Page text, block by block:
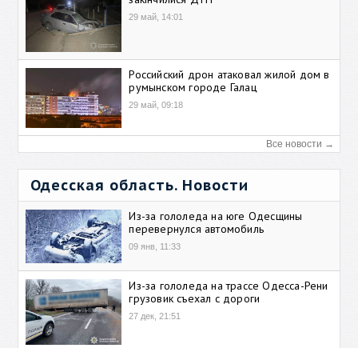
29 май, 14:01
Российский дрон атаковал жилой дом в
румынском городе Галац
29 май, 09:18
Все новости →
Одесская область. Новости
Из-за гололеда на юге Одесщины
перевернулся автомобиль
09 янв, 11:33
Из-за гололеда на трассе Одесса-Рени
грузовик съехал с дороги
27 дек, 21:51